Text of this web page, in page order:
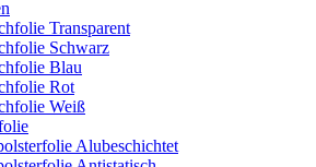
Transparent
Schwarz
Blau
Rot
Weiß
Alubeschichtet